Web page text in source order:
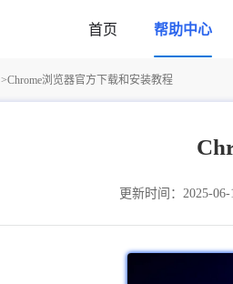
首页 帮助中心
>Chrome浏览器官方下载和安装教程
更新时间：2025-06-